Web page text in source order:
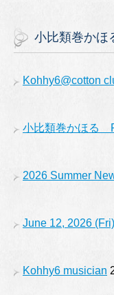
c
e
b
o
k
a
gr
a
tt
er
小比類巻かほ
Kohhy6@cotton
小比類巻かほる
2026 Summer
June 12, 2026
Kohhy6 musician